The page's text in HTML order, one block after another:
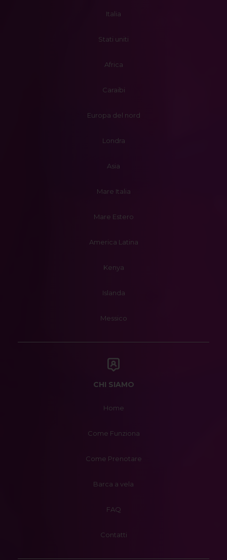
Italia
Stati uniti
Africa
Caraibi
Europa del nord
Londra
Asia
Mare Italia
Mare Estero
America Latina
Kenya
Islanda
Messico
CHI SIAMO
Home
Come Funziona
Come Prenotare
Barca a vela
FAQ
Contatti